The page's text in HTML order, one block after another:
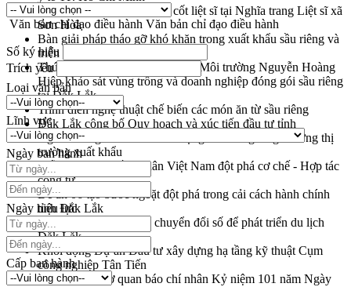
Lễ truy điệu và an táng hài cốt liệt sĩ tại Nghĩa trang Liệt sĩ xã
Sơn Hòa
Bàn giải pháp tháo gỡ khó khăn trong xuất khẩu sầu riêng và
triển khai quy định EUDR
Thứ trưởng Bộ Nông nghiệp và Môi trường Nguyễn Hoàng
Hiệp khảo sát vùng trồng và doanh nghiệp đóng gói sầu riêng
tại Đắk Lắk
Trình diễn nghệ thuật chế biến các món ăn từ sầu riêng
Đắk Lắk công bố Quy hoạch và xúc tiến đầu tư tỉnh
Ngành cá ngừ Đắk Lắk chủ động thích ứng để giữ vững thị
trường xuất khẩu
Diễn đàn Kinh tế tư nhân Việt Nam đột phá cơ chế - Hợp tác
công tư
Đề án 06 tạo bước ngoặt đột phá trong cải cách hành chính
tỉnh Đắk Lắk
Kết nối tour, đẩy mạnh chuyển đổi số để phát triển du lịch
Đắk Lắk
Khởi động Dự án Đầu tư xây dựng hạ tầng kỹ thuật Cụm
công nghiệp Tân Tiến
Gặp mặt các cơ quan báo chí nhân Kỷ niệm 101 năm Ngày
Văn bản chỉ đạo điều hành Văn bản chỉ đạo điều hành
Số ký hiệu
Trích yếu
Loại văn bản
Lĩnh vực
Ngày ban hành
Ngày hiệu lực
Cấp ban hành